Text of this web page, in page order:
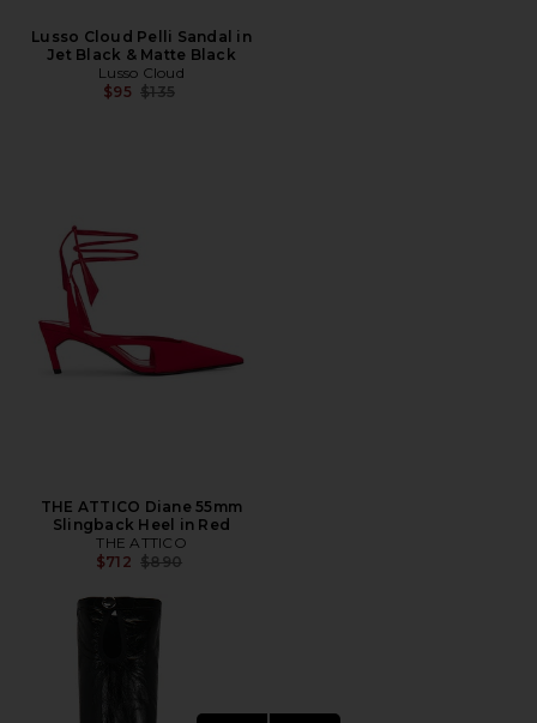
Lusso Cloud Pelli Sandal in
Jet Black & Matte Black
Lusso Cloud
$95 前の価格:
$135
THE ATTICO Diane 55mm
Slingback Heel in Red
THE ATTICO
$712 前の価格:
$890